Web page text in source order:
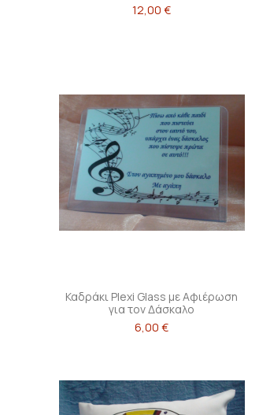
12,00 €
Καδράκι Plexi Glass με Αφιέρωση
για τον Δάσκαλο
6,00 €